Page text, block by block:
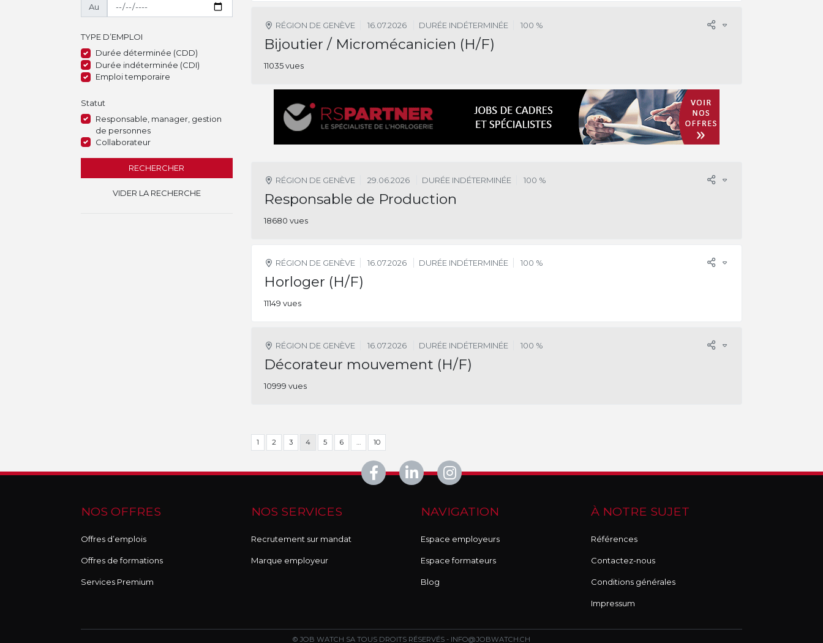
Au
TYPE D’EMPLOI
Durée déterminée (CDD)
Durée indéterminée (CDI)
Emploi temporaire
Statut
Responsable, manager, gestion
de personnes
Collaborateur
RECHERCHER
VIDER LA RECHERCHE
RÉGION DE GENÈVE 16.07.2026 DURÉE INDÉTERMINÉE 100 %
Bijoutier / Micromécanicien (H/F)
11035 vues
RÉGION DE GENÈVE 29.06.2026 DURÉE INDÉTERMINÉE 100 %
Responsable de Production
18680 vues
RÉGION DE GENÈVE 16.07.2026 DURÉE INDÉTERMINÉE 100 %
Horloger (H/F)
11149 vues
RÉGION DE GENÈVE 16.07.2026 DURÉE INDÉTERMINÉE 100 %
Décorateur mouvement (H/F)
10999 vues
1 2 3 4 5 6 … 10
NOS OFFRES
Offres d’emplois
Offres de formations
Services Premium
NOS SERVICES
Recrutement sur mandat
Marque employeur
NAVIGATION
Espace employeurs
Espace formateurs
Blog
À NOTRE SUJET
Références
Contactez-nous
Conditions générales
Impressum
© JOB WATCH SA TOUS DROITS RÉSERVÉS - INFO@JOBWATCH.CH